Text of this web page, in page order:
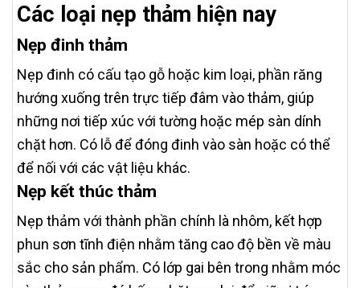
Các loại nẹp thảm hiện nay
Nẹp đinh thảm
Nẹp đinh có cấu tạo gỗ hoặc kim loại, phần răng
hướng xuống trên trực tiếp đâm vào thảm, giúp
những nơi tiếp xúc với tường hoặc mép sàn dính
chặt hơn. Có lỗ để đóng đinh vào sàn hoặc có thể
để nối với các vật liệu khác.
Nẹp kết thúc thảm
Nẹp thảm với thành phần chính là nhôm, kết hợp
phun sơn tĩnh điện nhằm tăng cao độ bền về màu
sắc cho sản phẩm. Có lớp gai bên trong nhằm móc